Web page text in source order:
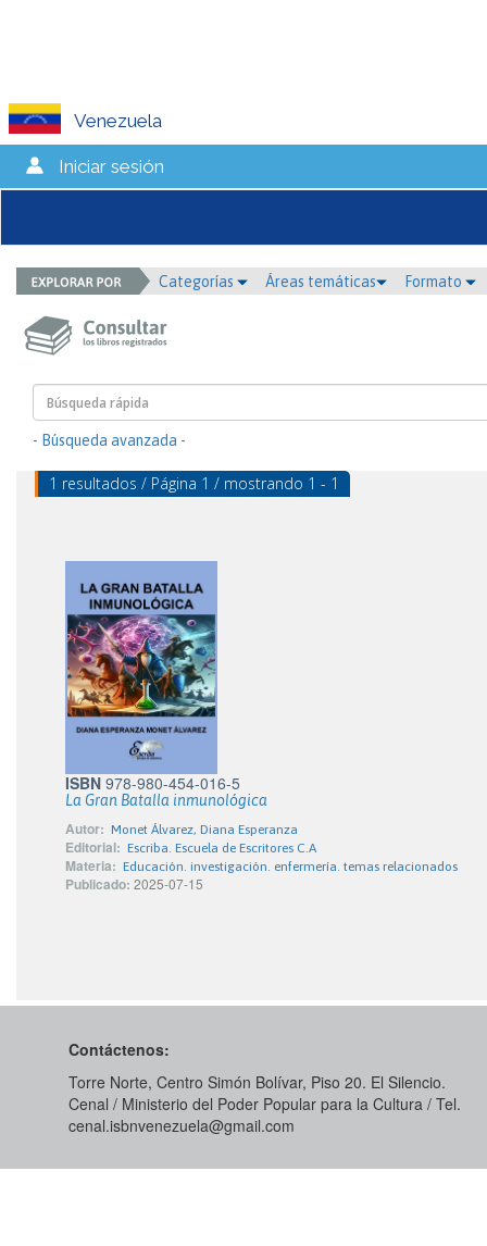
Venezuela
Iniciar sesión
Categorías Áreas temáticas Formato
- Búsqueda avanzada -
1 resultados / Página 1 / mostrando 1 - 1
ISBN 978-980-454-016-5
La Gran Batalla inmunológica
Autor: Monet Álvarez, Diana Esperanza
Editorial: Escriba. Escuela de Escritores C.A
Materia: Educación. investigación. enfermería. temas relacionados
Publicado: 2025-07-15
Contáctenos:
Torre Norte, Centro Simón Bolívar, Piso 20. El Silencio.
Cenal / Ministerio del Poder Popular para la Cultura / Tel.
cenal.isbnvenezuela@gmail.com